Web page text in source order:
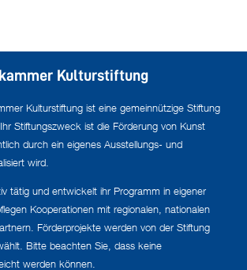
Kulturstiftung
Kulturstiftung ist eine gemeinnützige Stiftung
Stiftungszweck ist die Förderung von Kunst
durch ein eigenes Ausstellungs- und
wird.
tätig und entwickelt ihr Programm in eigener
Kooperationen mit regionalen, nationalen
Förderprojekte werden von der Stiftung
Bitte beachten Sie, dass keine
werden können.